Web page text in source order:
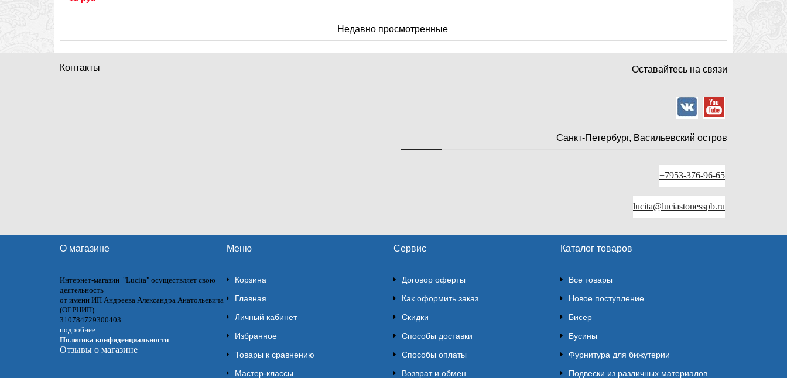
Недавно просмотренные
Контакты Оставайтесь на связи
Санкт-Петербург, Васильевский остров
+7953-376-96-65
lucita@luciastonesspb.ru
О магазине
Интернет-магазин "Lucita" осуществляет свою
деятельность
от имени ИП Андреева Александра Анатольевича
(ОГРНИП)
310784729300403
подробнее
Политика конфиденциальности
Отзывы о магазине
Меню
Корзина
Главная
Личный кабинет
Избранное
Товары к сравнению
Мастер-классы
Сервис
Договор оферты
Как оформить заказ
Скидки
Способы доставки
Способы оплаты
Возврат и обмен
Каталог товаров
Все товары
Новое поступление
Бисер
Бусины
Фурнитура для бижутерии
Подвески из различных материалов